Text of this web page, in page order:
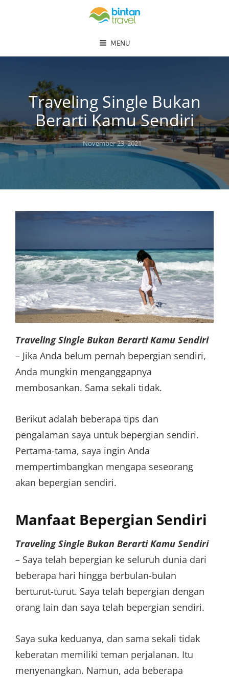
MENU
Traveling Single Bukan
Berarti Kamu Sendiri
November 23, 2021
Traveling Single Bukan Berarti Kamu Sendiri
– Jika Anda belum pernah bepergian sendiri,
Anda mungkin menganggapnya
membosankan. Sama sekali tidak.
Berikut adalah beberapa tips dan
pengalaman saya untuk bepergian sendiri.
Pertama-tama, saya ingin Anda
mempertimbangkan mengapa seseorang
akan bepergian sendiri.
Manfaat Bepergian Sendiri
Traveling Single Bukan Berarti Kamu Sendiri
– Saya telah bepergian ke seluruh dunia dari
beberapa hari hingga berbulan-bulan
berturut-turut. Saya telah bepergian dengan
orang lain dan saya telah bepergian sendiri.
Saya suka keduanya, dan sama sekali tidak
keberatan memiliki teman perjalanan. Itu
menyenangkan. Namun, ada beberapa